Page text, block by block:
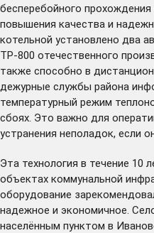
бесперебойного прохождения
повышения качества и
котельной установлено два
ТР-800 отечественного
также способно в
дежурные службы района
температурный режим
сбоях. Это важно для
устранения неполадок, если
Эта технология в течение 10
объектах коммунальной
оборудование
надежное и экономичное.
населённым пунктом в